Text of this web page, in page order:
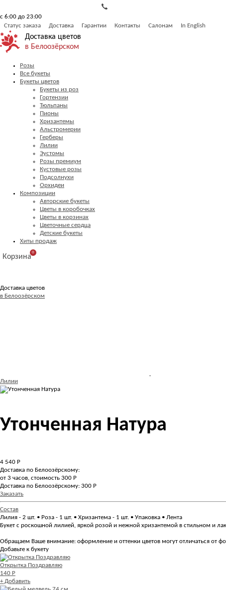
с 6:00 до 23:00
Статус заказа
Доставка Гарантии Контакты Салонам In English
Доставка цветов
в Белоозёрском
Розы
Все букеты
Букеты цветов
Букеты из роз
Гортензии
Тюльпаны
Пионы
Хризантемы
Альстромерии
Герберы
Лилии
Эустомы
Розы премиум
Кустовые розы
Подсолнухи
Орхидеи
Композиции
Авторские букеты
Цветы в коробочках
Цветы в корзинах
Цветочные сердца
Детские букеты
Хиты продаж
Корзина
0
Доставка цветов
в Белоозёрском
Лилии
Утонченная Натура
4 540 Р
Доставка по Белоозёрскому:
от 3 часов, стоимость 300 Р
Доставка по Белоозёрскому: 300 Р
Заказать
Состав
Лилия - 2 шт. • Роза - 1 шт. • Хризантема - 1 шт. • Упаковка • Лента
Букет с роскошной лилией, яркой розой и нежной хризантемой в стильном и
Обращаем Ваше внимание: оформление и оттенки цветов могут отличаться от
Добавьте к букету
Открытка Поздравляю
140 Р
+ Добавить